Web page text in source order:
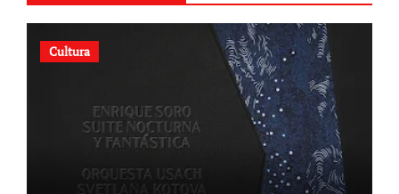
Cultura